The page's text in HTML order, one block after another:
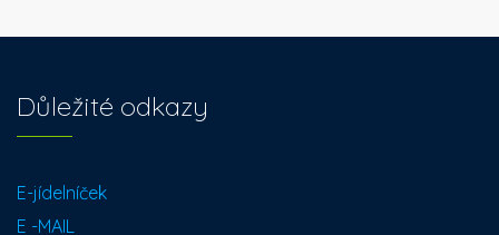
Důležité odkazy
E-jídelníček
E -MAIL